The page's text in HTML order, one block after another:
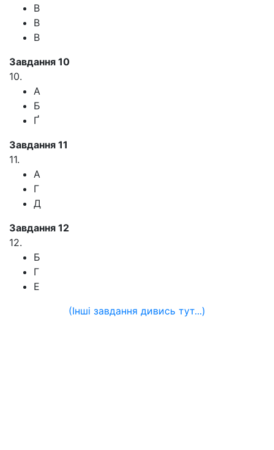
В
В
В
Завдання 10
10.
А
Б
Ґ
Завдання 11
11.
А
Г
Д
Завдання 12
12.
Б
Г
Е
(Інші завдання дивись тут...)